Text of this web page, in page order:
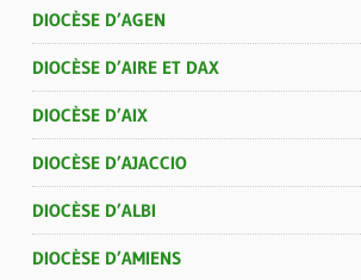
DIOCÈSE D’AGEN
DIOCÈSE D’AIRE ET DAX
DIOCÈSE D’AIX
DIOCÈSE D’AJACCIO
DIOCÈSE D’ALBI
DIOCÈSE D’AMIENS